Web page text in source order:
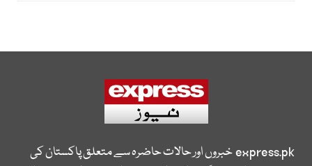
express.pkخبروں اور حالات حاضرہ سے متعلق پاکستان کی